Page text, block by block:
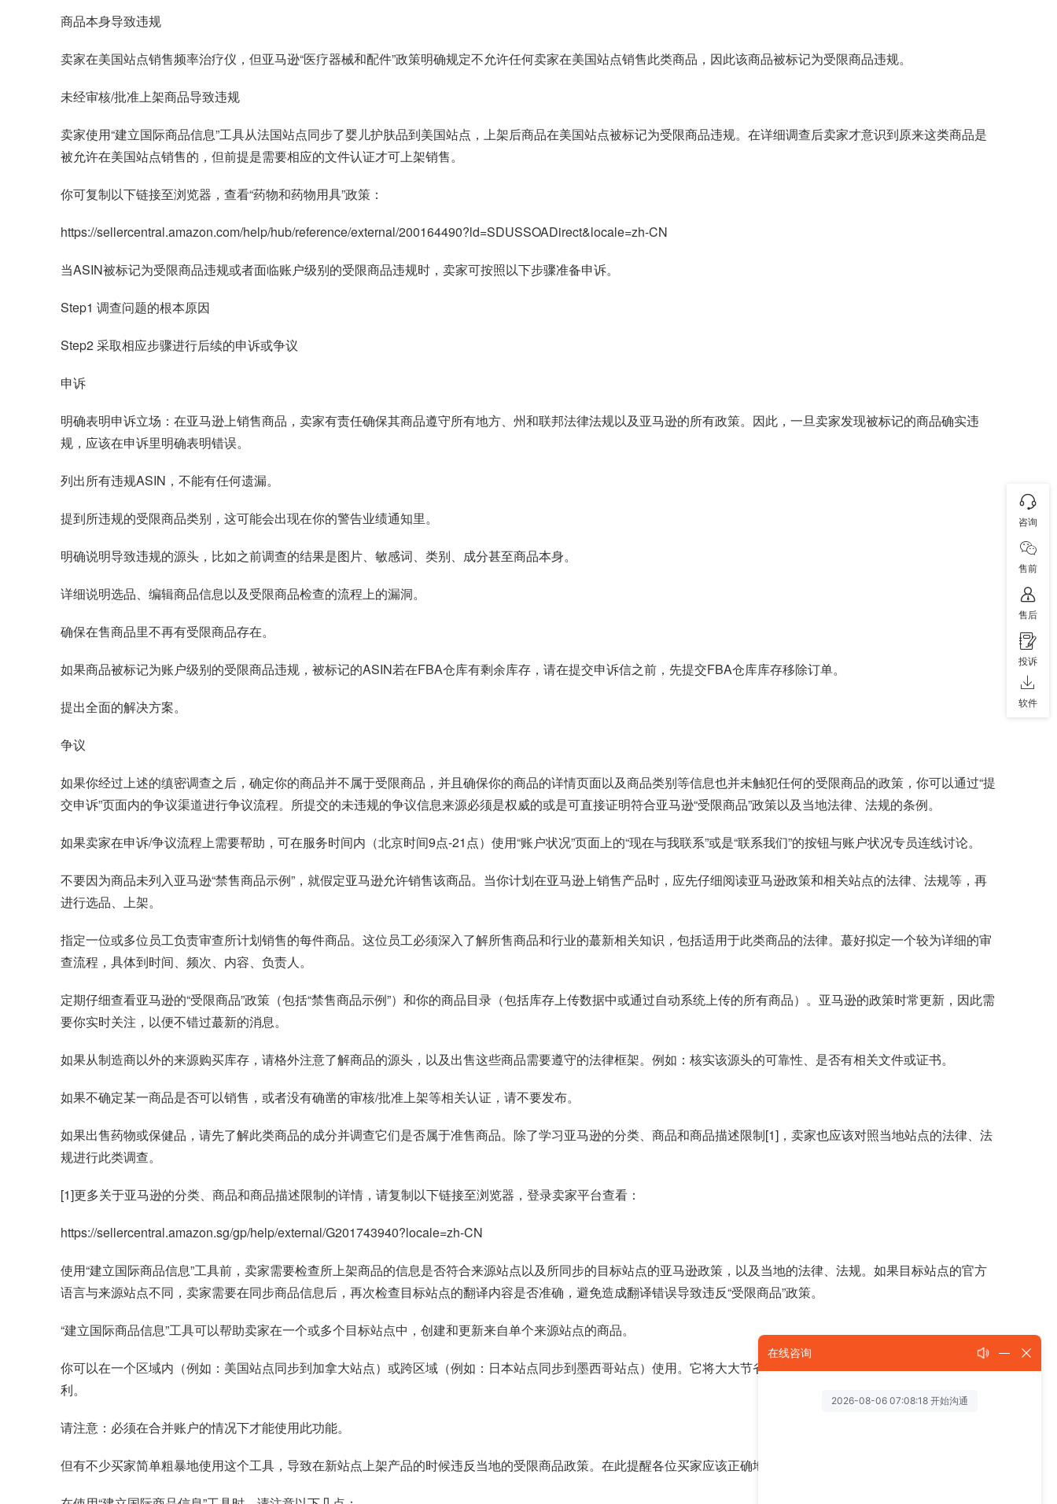
商品本身导致违规
卖家在美国站点销售频率治疗仪，但亚马逊“医疗器械和配件”政策明确规定不允许任何卖家在美国站点销售此类商品，因此该商品被标记为受限商品违规。
未经审核/批准上架商品导致违规
卖家使用“建立国际商品信息”工具从法国站点同步了婴儿护肤品到美国站点，上架后商品在美国站点被标记为受限商品违规。在详细调查后卖家才意识到原来这类商品是
被允许在美国站点销售的，但前提是需要相应的文件认证才可上架销售。
你可复制以下链接至浏览器，查看“药物和药物用具”政策：
https://sellercentral.amazon.com/help/hub/reference/external/200164490?ld=SDUSSOADirect&locale=zh-CN
当ASIN被标记为受限商品违规或者面临账户级别的受限商品违规时，卖家可按照以下步骤准备申诉。
Step1 调查问题的根本原因
Step2 采取相应步骤进行后续的申诉或争议
申诉
明确表明申诉立场：在亚马逊上销售商品，卖家有责任确保其商品遵守所有地方、州和联邦法律法规以及亚马逊的所有政策。因此，一旦卖家发现被标记的商品确实违
规，应该在申诉里明确表明错误。
列出所有违规ASIN，不能有任何遗漏。
提到所违规的受限商品类别，这可能会出现在你的警告业绩通知里。
明确说明导致违规的源头，比如之前调查的结果是图片、敏感词、类别、成分甚至商品本身。
详细说明选品、编辑商品信息以及受限商品检查的流程上的漏洞。
确保在售商品里不再有受限商品存在。
如果商品被标记为账户级别的受限商品违规，被标记的ASIN若在FBA仓库有剩余库存，请在提交申诉信之前，先提交FBA仓库库存移除订单。
提出全面的解决方案。
争议
如果你经过上述的缜密调查之后，确定你的商品并不属于受限商品，并且确保你的商品的详情页面以及商品类别等信息也并未触犯任何的受限商品的政策，你可以通过“提
交申诉”页面内的争议渠道进行争议流程。所提交的未违规的争议信息来源必须是权威的或是可直接证明符合亚马逊“受限商品”政策以及当地法律、法规的条例。
如果卖家在申诉/争议流程上需要帮助，可在服务时间内（北京时间9点-21点）使用“账户状况”页面上的“现在与我联系”或是“联系我们”的按钮与账户状况专员连线讨论。
不要因为商品未列入亚马逊“禁售商品示例”，就假定亚马逊允许销售该商品。当你计划在亚马逊上销售产品时，应先仔细阅读亚马逊政策和相关站点的法律、法规等，再
进行选品、上架。
指定一位或多位员工负责审查所计划销售的每件商品。这位员工必须深入了解所售商品和行业的蕞新相关知识，包括适用于此类商品的法律。蕞好拟定一个较为详细的审
查流程，具体到时间、频次、内容、负责人。
定期仔细查看亚马逊的“受限商品”政策（包括“禁售商品示例”）和你的商品目录（包括库存上传数据中或通过自动系统上传的所有商品）。亚马逊的政策时常更新，因此需
要你实时关注，以便不错过蕞新的消息。
如果从制造商以外的来源购买库存，请格外注意了解商品的源头，以及出售这些商品需要遵守的法律框架。例如：核实该源头的可靠性、是否有相关文件或证书。
如果不确定某一商品是否可以销售，或者没有确凿的审核/批准上架等相关认证，请不要发布。
如果出售药物或保健品，请先了解此类商品的成分并调查它们是否属于准售商品。除了学习亚马逊的分类、商品和商品描述限制[1]，卖家也应该对照当地站点的法律、法
规进行此类调查。
[1]更多关于亚马逊的分类、商品和商品描述限制的详情，请复制以下链接至浏览器，登录卖家平台查看：
https://sellercentral.amazon.sg/gp/help/external/G201743940?locale=zh-CN
使用“建立国际商品信息”工具前，卖家需要检查所上架商品的信息是否符合来源站点以及所同步的目标站点的亚马逊政策，以及当地的法律、法规。如果目标站点的官方
语言与来源站点不同，卖家需要在同步商品信息后，再次检查目标站点的翻译内容是否准确，避免造成翻译错误导致违反“受限商品”政策。
“建立国际商品信息”工具可以帮助卖家在一个或多个目标站点中，创建和更新来自单个来源站点的商品。
你可以在一个区域内（例如：美国站点同步到加拿大站点）或跨区域（例如：日本站点同步到墨西哥站点）使用。它将大大节省卖家的时间和精力，使商品的管理更加便
利。
请注意：必须在合并账户的情况下才能使用此功能。
但有不少买家简单粗暴地使用这个工具，导致在新站点上架产品的时候违反当地的受限商品政策。在此提醒各位买家应该正确地使用这个工具。
咨询
售前
售后
投诉
软件
在线咨询